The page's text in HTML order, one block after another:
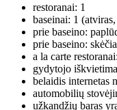
restoranai: 1
baseinai: 1
prie baseino:
prie baseino:
a la carte
gydytojo
belaidis internetas
automobilių
užkandžių baras